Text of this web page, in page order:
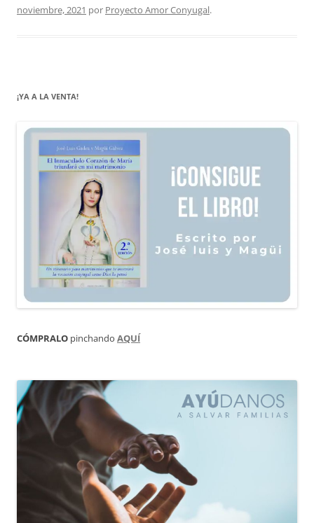
noviembre, 2021 por Proyecto Amor Conyugal.
¡YA A LA VENTA!
CÓMPRALO pinchando AQUÍ